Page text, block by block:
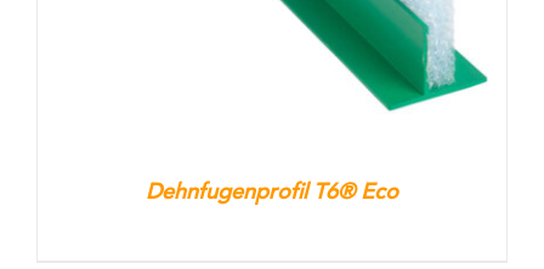
Dehnfugenprofil T6® Eco